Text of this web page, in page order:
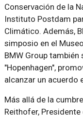
Conservación de la
Instituto Postdam
Climático. Además,
simposio en el
BMW Group también
"Hopenhagen",
alcanzar un acuerdo
Más allá de la
Reithofer,